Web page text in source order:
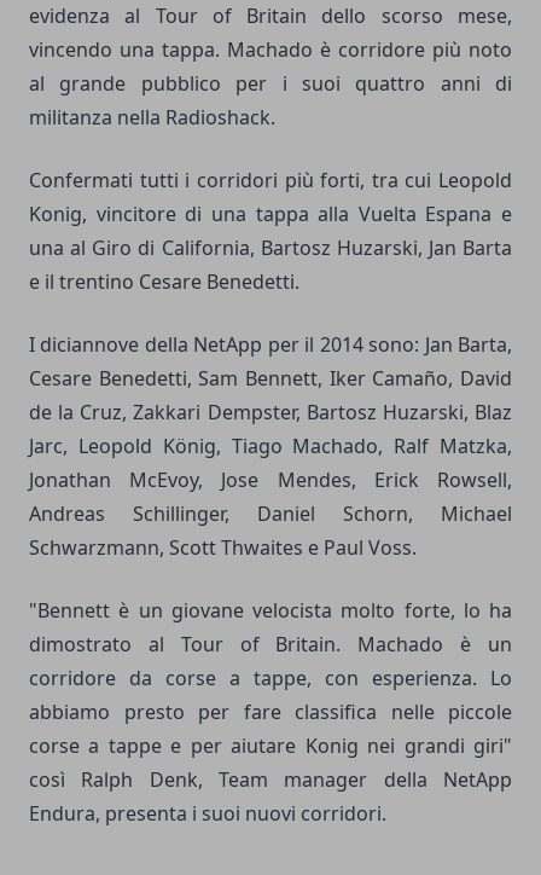
evidenza al Tour of Britain dello scorso mese,
vincendo una tappa. Machado è corridore più noto
al grande pubblico per i suoi quattro anni di
militanza nella Radioshack.
Confermati tutti i corridori più forti, tra cui Leopold
Konig, vincitore di una tappa alla Vuelta Espana e
una al Giro di California, Bartosz Huzarski, Jan Barta
e il trentino Cesare Benedetti.
I diciannove della NetApp per il 2014 sono: Jan Barta,
Cesare Benedetti, Sam Bennett, Iker Camaño, David
de la Cruz, Zakkari Dempster, Bartosz Huzarski, Blaz
Jarc, Leopold König, Tiago Machado, Ralf Matzka,
Jonathan McEvoy, Jose Mendes, Erick Rowsell,
Andreas Schillinger, Daniel Schorn, Michael
Schwarzmann, Scott Thwaites e Paul Voss.
"Bennett è un giovane velocista molto forte, lo ha
dimostrato al Tour of Britain. Machado è un
corridore da corse a tappe, con esperienza. Lo
abbiamo presto per fare classifica nelle piccole
corse a tappe e per aiutare Konig nei grandi giri"
così Ralph Denk, Team manager della NetApp
Endura, presenta i suoi nuovi corridori.